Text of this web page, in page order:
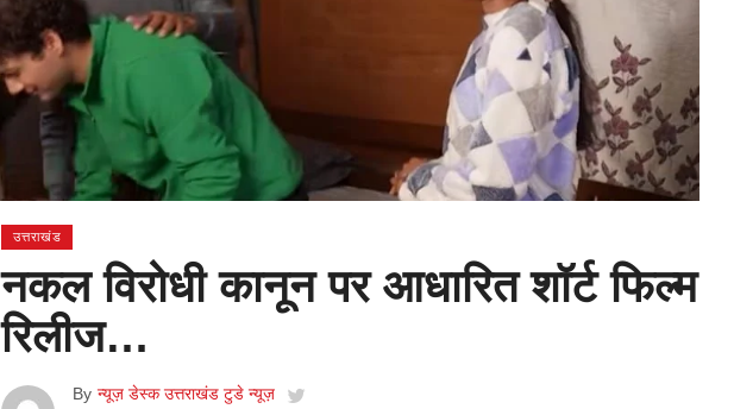
उत्तराखंड
नकल विरोधी कानून पर आधारित शॉर्ट फिल्म
रिलीज…
By न्यूज़ डेस्क उत्तराखंड टुडे न्यूज़